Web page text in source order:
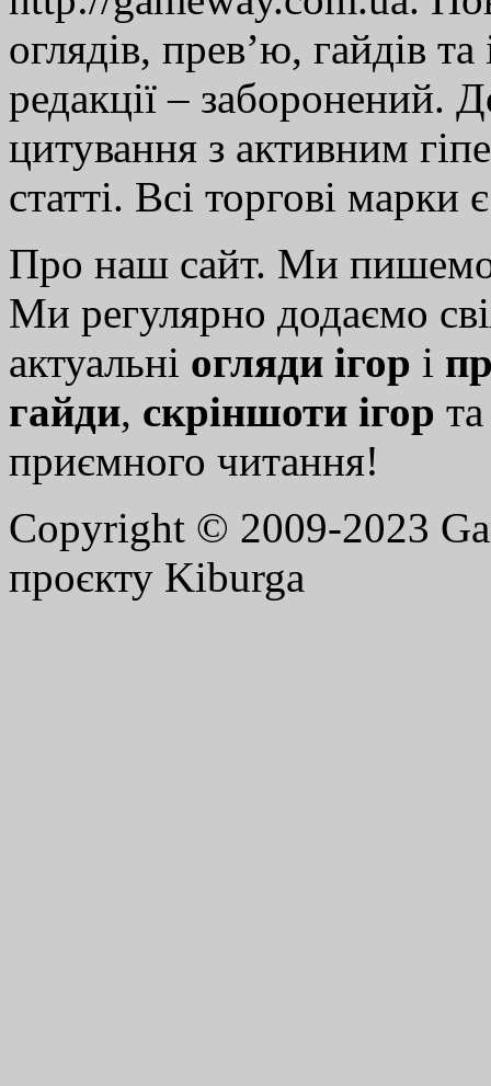
оглядів, прев’ю, гайдів
редакції – заборонений.
цитування з активним
статті. Всі торгові марки
Про наш сайт. Ми
Ми регулярно додаємо
актуальні огляди ігор і
гайди, скріншоти ігор
приємного читання!
Copyright © 2009-2023
проєкту Kiburga